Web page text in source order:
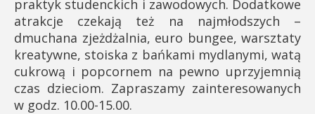
praktyk studenckich i zawodowych. Dodatkowe
atrakcje czekają też na najmłodszych –
dmuchana zjeżdżalnia, euro bungee, warsztaty
kreatywne, stoiska z bańkami mydlanymi, watą
cukrową i popcornem na pewno uprzyjemnią
czas dzieciom. Zapraszamy zainteresowanych
w godz. 10.00-15.00.